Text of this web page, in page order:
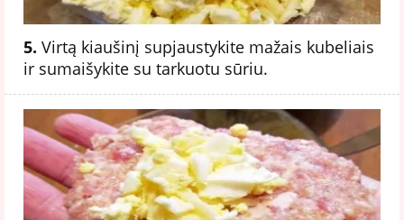
5. Virtą kiaušinį supjaustykite mažais kubeliais
ir sumaišykite su tarkuotu sūriu.